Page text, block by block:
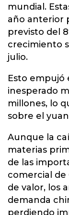
mundial.
año anterior
previsto del
crecimiento
julio.
Esto empujó
inesperado
millones, lo
sobre el
Aunque la
materias
de las
comercial de
de valor, los
demanda
perdiendo